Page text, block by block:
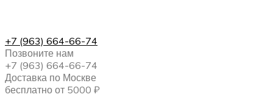
+7 (963) 664-66-74
Позвоните нам
+7 (963) 664-66-74
Доставка по Москве
бесплатно от 5000 ₽